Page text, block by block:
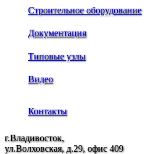
Строительное оборудование
Документация
Типовые узлы
Видео
Контакты
г.Владивосток,
ул.Волховская, д.29, офис 409